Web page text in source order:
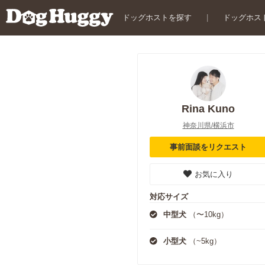
ドッグホストを探す ドッグホス
Rina Kuno
神奈川県/横浜市
事前面談をリクエスト
お気に入り
対応サイズ
中型犬
（〜10kg）
小型犬 （~5kg）